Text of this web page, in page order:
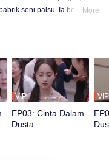
seni palsu. Ia berpura-
More
VIP
EP03: Cinta Dalam
Dusta
VIP